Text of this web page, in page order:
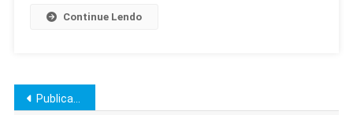
Continue Lendo
Navegação
Publicações mais antigas